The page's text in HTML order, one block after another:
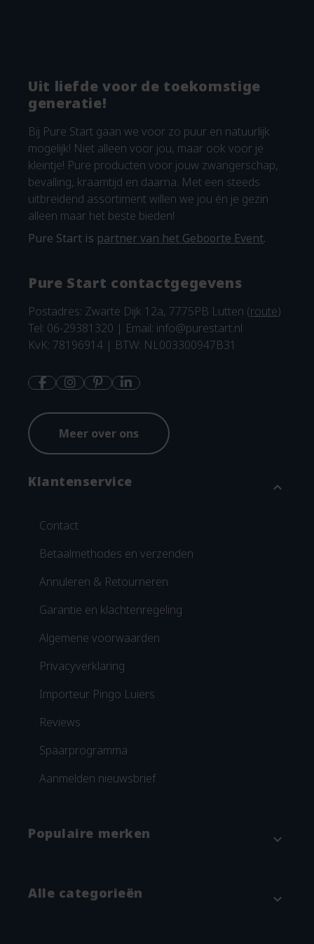
Uit liefde voor de toekomstige
generatie!
Bij Pure Start gaan we voor zo puur en natuurlijk
mogelijk! Niet alleen voor jou, maar ook voor je
kleintje! Pure producten voor jouw zwangerschap,
bevalling, kraamtijd en daarna. Met een steeds
uitbreidend assortiment willen we jou én je gezin
alleen maar het beste bieden!
Pure Start is partner van het Geboorte Event.
Pure Start contactgegevens
Postadres: Zwarte Dijk 12a, 7775PB Lutten (route)
Tel: 06-29381320 | Email: info@purestart.nl
KvK: 78196914 | BTW: NL003300947B31
Meer over ons
Klantenservice expand_more
Contact
Betaalmethodes en verzenden
Annuleren & Retourneren
Garantie en klachtenregeling
Algemene voorwaarden
Privacyverklaring
Importeur Pingo Luiers
Reviews
Spaarprogramma
Aanmelden nieuwsbrief
Populaire merken expand_more
Alle categorieën expand_more